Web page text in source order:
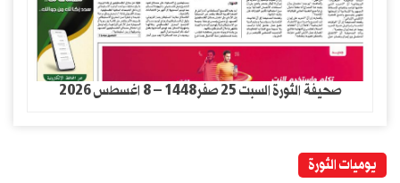
صحيفة الثورة السبت 25 صفر1448 – 8 اغسطس 2026
يوميات الثورة